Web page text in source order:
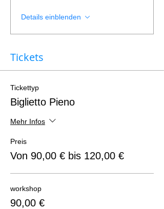
Details einblenden
Tickets
Tickettyp
Biglietto Pieno
Mehr Infos
Preis
Von 90,00 € bis 120,00 €
workshop
90,00 €